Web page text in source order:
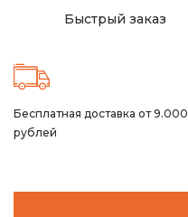
Быстрый заказ
Бесплатная доставка от 9.000
рублей